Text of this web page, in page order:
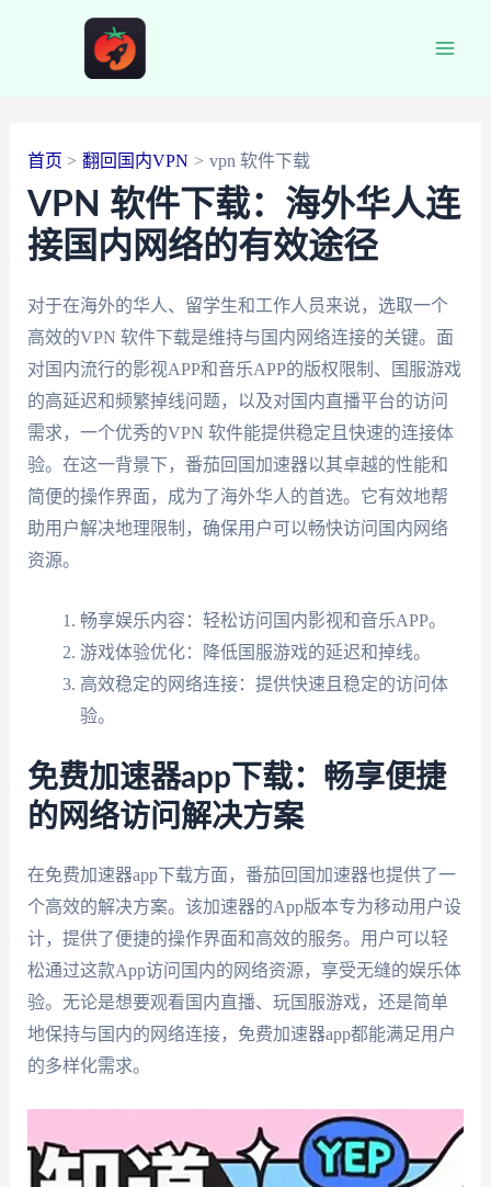
首页 翻回国内VPN vpn 软件下载
VPN 软件下载：海外华人连
接国内网络的有效途径
对于在海外的华人、留学生和工作人员来说，选取一个
高效的VPN 软件下载是维持与国内网络连接的关键。面
对国内流行的影视APP和音乐APP的版权限制、国服游戏
的高延迟和频繁掉线问题，以及对国内直播平台的访问
需求，一个优秀的VPN 软件能提供稳定且快速的连接体
验。在这一背景下，番茄回国加速器以其卓越的性能和
简便的操作界面，成为了海外华人的首选。它有效地帮
助用户解决地理限制，确保用户可以畅快访问国内网络
资源。
畅享娱乐内容：轻松访问国内影视和音乐APP。
游戏体验优化：降低国服游戏的延迟和掉线。
高效稳定的网络连接：提供快速且稳定的访问体
验。
免费加速器app下载：畅享便捷
的网络访问解决方案
在免费加速器app下载方面，番茄回国加速器也提供了一
个高效的解决方案。该加速器的App版本专为移动用户设
计，提供了便捷的操作界面和高效的服务。用户可以轻
松通过这款App访问国内的网络资源，享受无缝的娱乐体
验。无论是想要观看国内直播、玩国服游戏，还是简单
地保持与国内的网络连接，免费加速器app都能满足用户
的多样化需求。